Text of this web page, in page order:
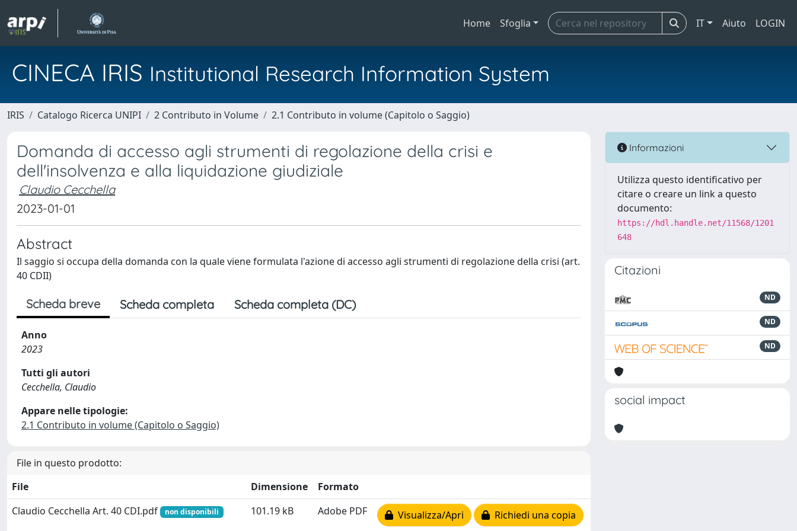
Home Sfoglia IT Aiuto LOGIN
CINECA IRIS Institutional Research Information System
IRIS Catalogo Ricerca UNIPI 2 Contributo in Volume 2.1 Contributo in volume (Capitolo o Saggio)
Domanda di accesso agli strumenti di regolazione della crisi e
dell'insolvenza e alla liquidazione giudiziale
Claudio Cecchella
2023-01-01
Abstract
Il saggio si occupa della domanda con la quale viene formulata l'azione di accesso agli strumenti di regolazione della crisi (art.
40 CDII)
Scheda breve Scheda completa Scheda completa (DC)
Anno
2023
Tutti gli autori
Cecchella, Claudio
Appare nelle tipologie:
2.1 Contributo in volume (Capitolo o Saggio)
File in questo prodotto:
File
Dimensione
Formato
Claudio Cecchella Art. 40 CDI.pdf
non disponibili 101.19 kB Adobe PDF Visualizza/Apri Richiedi una copia
Informazioni
Utilizza questo identificativo per
citare o creare un link a questo
documento:
https://hdl.handle.net/11568/1201
648
Citazioni
ND
ND
ND
social impact